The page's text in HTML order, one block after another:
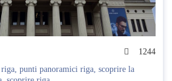
1244
riga, punti panoramici riga, scoprire la